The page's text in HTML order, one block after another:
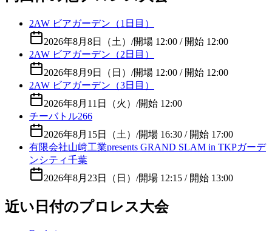
2AW ビアガーデン（1日目）
2026年8月8日（土） /開場 12:00 / 開始 12:00
2AW ビアガーデン（2日目）
2026年8月9日（日） /開場 12:00 / 開始 12:00
2AW ビアガーデン（3日目）
2026年8月11日（火） /開始 12:00
チーバトル266
2026年8月15日（土） /開場 16:30 / 開始 17:00
有限会社山﨑工業presents GRAND SLAM in TKPガーデ
ンシティ千葉
2026年8月23日（日） /開場 12:15 / 開始 13:00
近い日付のプロレス大会